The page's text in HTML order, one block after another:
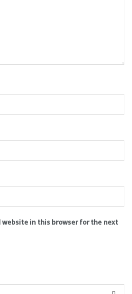
website in this browser for the next